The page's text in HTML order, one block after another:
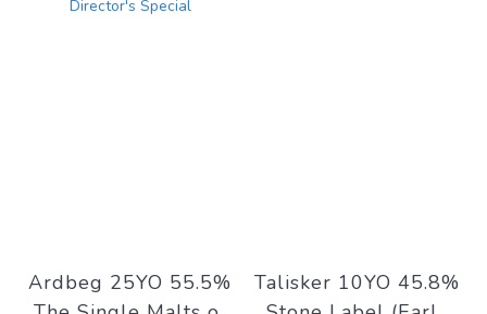
Ardbeg 25YO 55.5%
Talisker 10YO 45.8%